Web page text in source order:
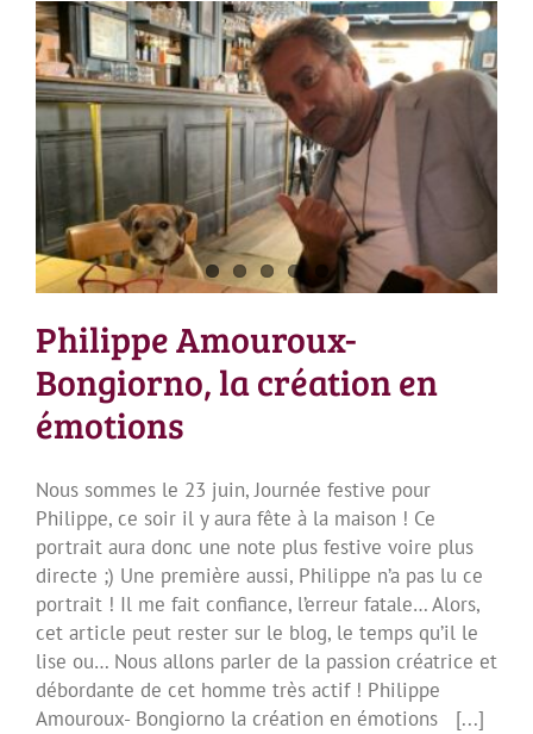
Philippe Amouroux-Bongiorno, la création en émotions
Philippe Amouroux-
Bongiorno, la création en
émotions
Nous sommes le 23 juin, Journée festive pour
Philippe, ce soir il y aura fête à la maison ! Ce
portrait aura donc une note plus festive voire plus
directe ;) Une première aussi, Philippe n’a pas lu ce
portrait ! Il me fait confiance, l’erreur fatale… Alors,
cet article peut rester sur le blog, le temps qu’il le
lise ou… Nous allons parler de la passion créatrice et
débordante de cet homme très actif ! Philippe
Amouroux- Bongiorno la création en émotions [...]